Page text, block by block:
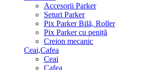
Accesorii Parker
Seturi Parker
Pix Parker Bilă, Roller
Pix Parker cu peniță
Creion mecanic
Ceai,Cafea
Ceai
Cafea